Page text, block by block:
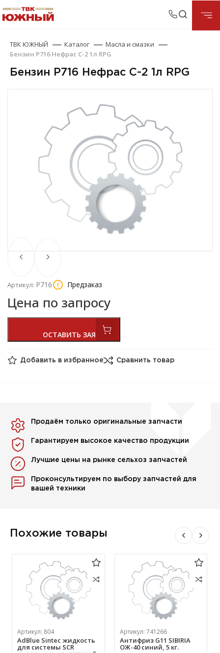
ТВК ЮЖНЫЙ Каталог
Масла и смазки
Бензин Р716 Нефрас С-2 1л RPG
Бензин Р716 Нефрас С-2 1л RPG
Артикул: Р716 Предзаказ
Цена по запросу
Добавить в избранное Сравнить товар
Продаём только оригинальные запчасти
Гарантируем высокое качество продукции
Лучшие цены на рынке сельхоз запчастей
Проконсультируем по выбору запчастей для
вашей техники
Похожие товары
Артикул: 804
AdBlue Sintec жидкость
для системы SCR
Артикул: 741266
Антифриз G11 SIBIRIA
ОЖ-40 синий, 5 кг.